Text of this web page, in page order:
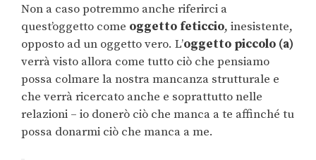
Non a caso potremmo anche riferirci a
quest’oggetto come oggetto feticcio, inesistente,
opposto ad un oggetto vero. L’oggetto piccolo (a)
verrà visto allora come tutto ciò che pensiamo
possa colmare la nostra mancanza strutturale e
che verrà ricercato anche e soprattutto nelle
relazioni – io donerò ciò che manca a te affinché tu
possa donarmi ciò che manca a me.